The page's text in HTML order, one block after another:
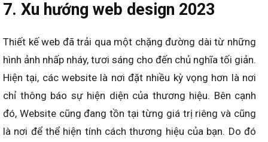
7. Xu hướng web design 2023
Thiết kế web đã trải qua một chặng đường dài từ những
hình ảnh nhấp nháy, tươi sáng cho đến chủ nghĩa tối giản.
Hiện tại, các website là nơi đặt nhiều kỳ vọng hơn là nơi
chỉ thông báo sự hiện diện của thương hiệu. Bên cạnh
đó, Website cũng đang tồn tại từng giá trị riêng và cũng
là nơi để thể hiện tính cách thương hiệu của bạn. Do đó